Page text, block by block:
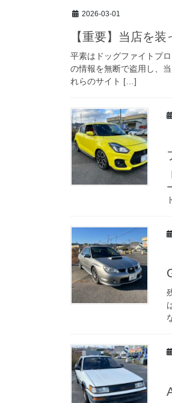
2026-03-01
【重要】当店を
平素はドッグファイトプ
の情報を無断で盗用し、
れらのサイト […]